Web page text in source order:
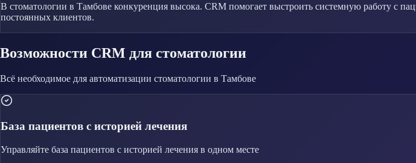
В стоматологии в Тамбове конкуренция высока. CRM помогает выстроить системную работу с
постоянных клиентов.
Возможности CRM для стоматологии
Всё необходимое для автоматизации стоматологии в Тамбове
База пациентов с историей лечения
Управляйте база пациентов с историей лечения в одном месте